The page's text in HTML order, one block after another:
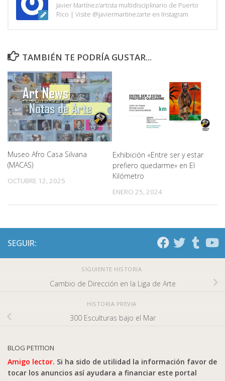
Javier Martínez/artista multidisciplinario de Puerto
Rico | Visite @javiermartinezarte en Instagram
TAMBIÉN TE PODRÍA GUSTAR...
Museo Afro Casa Silvana
(MACAS)
OCTUBRE 12, 2025
Exhibición «Entre ser y estar
prefiero quedarme» en El
Kilómetro
ENERO 25, 2024
SEGUIR:
SIGUIENTE HISTORIA
Cambio de Dirección en la Liga de Arte
HISTORIA PREVIA
300 Esculturas bajo el Mar
BLOG PETITION
Amigo lector. Si ha sido de utilidad la información favor de
tocar los anuncios así ayudara a financiar este portal